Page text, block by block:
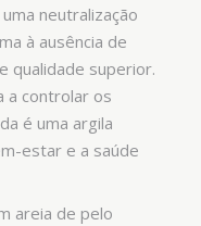
neutralização
à ausência de
qualidade superior.
a controlar os
é uma argila
estar e a saúde
areia de pelo